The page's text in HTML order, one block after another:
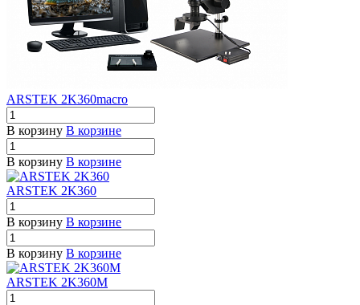
ARSTEK 2K360macro
В корзину В корзине
В корзину В корзине
ARSTEK 2K360
В корзину В корзине
В корзину В корзине
ARSTEK 2K360M